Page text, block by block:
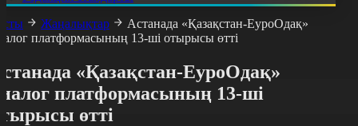
Жаңалықтар
Астанада «Қазақстан-ЕуроОдақ»
платформасының 13-ші отырысы өтті
«Қазақстан-ЕуроОдақ»
платформасының 13-ші
өтті